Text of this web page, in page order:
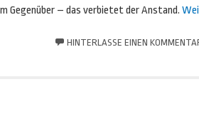
Gegenüber – das verbietet der Anstand.
HINTERLASSE EINEN